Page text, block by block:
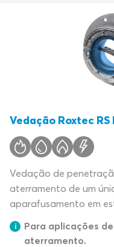
Vedação Roxtec RS
Vedação de
aterramento de um
aparafusamento em
Para aplicações
aterramento.